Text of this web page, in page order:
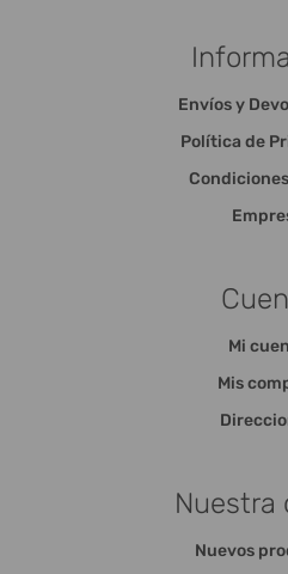
Envíos y
Política de
Mi
Mis
Nuestra
Nuevos